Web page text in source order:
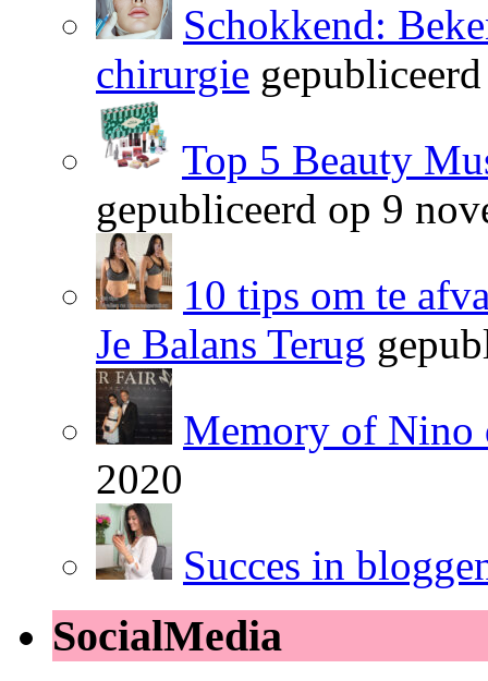
Schokkend:
chirurgie
Top 5 Beauty
gepubliceerd op 9
10 tips om te
Je Balans Terug
Memory of Nino
2020
Succes in
SocialMedia